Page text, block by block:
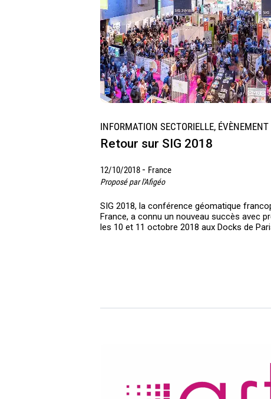
INFORMATION SECTORIELLE, ÉVÈNEMENT
Retour sur SIG 2018
12/10/2018 - France
Proposé par l'Afigéo
SIG 2018, la conférence géomatique
France, a connu un nouveau succès avec
les 10 et 11 octobre 2018 aux Docks de